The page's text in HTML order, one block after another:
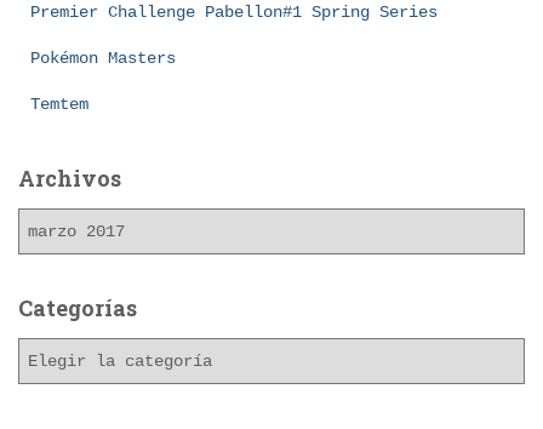
Premier Challenge Pabellon#1 Spring Series
Pokémon Masters
Temtem
Archivos
h
o
Categorías